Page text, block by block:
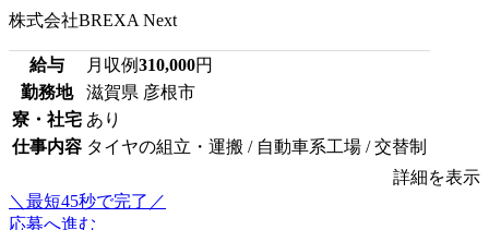
株式会社BREXA Next
給与 月収例310,000円
勤務地
滋賀県 彦根市
寮・社宅 あり
仕事内容 タイヤの組立・運搬 / 自動車系工場 / 交替制
詳細を表示
＼最短45秒で完了／
応募へ進む